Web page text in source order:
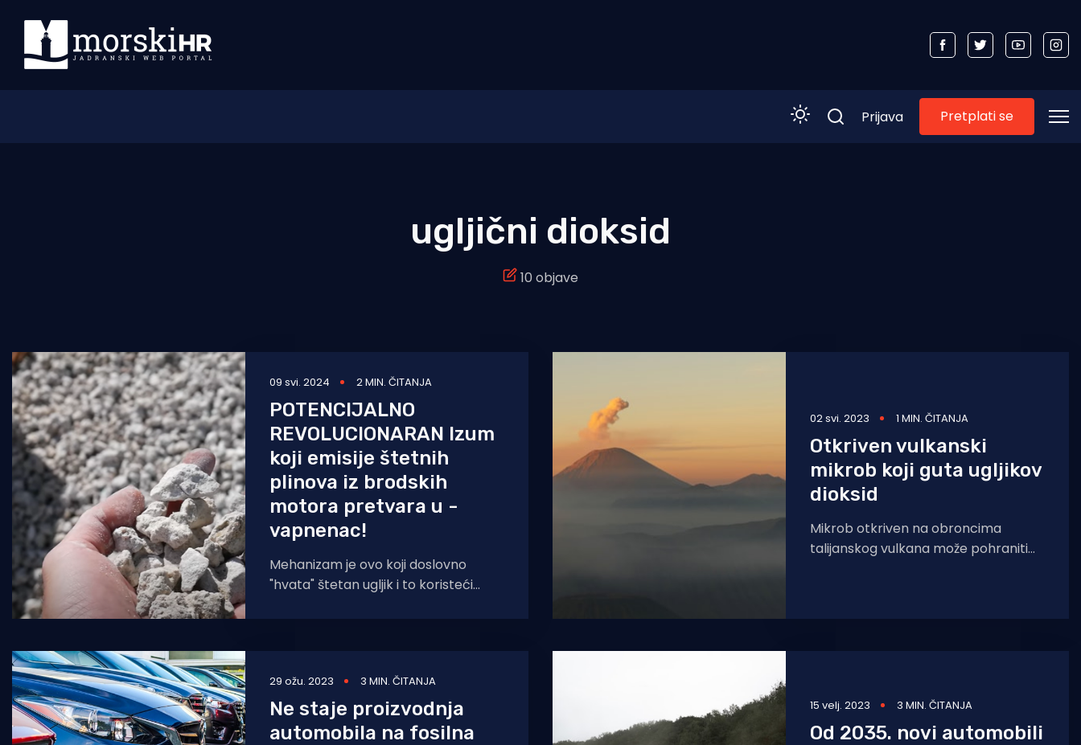
Turizam i nautika
Pomorstvo
Ribolov
Ekologija
Tradicija i kultura
Prijava Pretplati se
ugljični dioksid
10 objave
09 svi. 2024 2 MIN. ČITANJA
POTENCIJALNO
REVOLUCIONARAN Izum
koji emisije štetnih
plinova iz brodskih
motora pretvara u -
vapnenac!
Mehanizam je ovo koji doslovno
"hvata" štetan ugljik i to koristeći
ga je
02 svi. 2023 1 MIN. ČITANJA
Otkriven vulkanski
mikrob koji guta ugljikov
dioksid
Mikrob otkriven na obroncima
talijanskog vulkana može pohraniti
29 ožu. 2023 3 MIN. ČITANJA
Ne staje proizvodnja
automobila na fosilna
15 velj. 2023 3 MIN. ČITANJA
Od 2035. novi automobili